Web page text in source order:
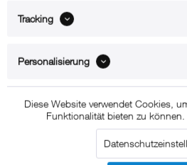
Tracking
Personalisierung
Diese Website verwendet Cookies,
Funktionalität bieten zu können.